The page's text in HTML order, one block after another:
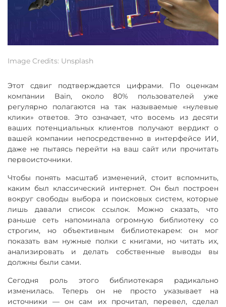
Image Credits: Unsplash
Этот сдвиг подтверждается цифрами. По оценкам
компании Bain, около 80% пользователей уже
регулярно полагаются на так называемые «нулевые
клики» ответов. Это означает, что восемь из десяти
ваших потенциальных клиентов получают вердикт о
вашей компании непосредственно в интерфейсе ИИ,
даже не пытаясь перейти на ваш сайт или прочитать
первоисточники.
Чтобы понять масштаб изменений, стоит вспомнить,
каким был классический интернет. Он был построен
вокруг свободы выбора и поисковых систем, которые
лишь давали список ссылок. Можно сказать, что
раньше сеть напоминала огромную библиотеку со
строгим, но объективным библиотекарем: он мог
показать вам нужные полки с книгами, но читать их,
анализировать и делать собственные выводы вы
должны были сами.
Сегодня роль этого библиотекаря радикально
изменилась. Теперь он не просто указывает на
источники — он сам их прочитал, перевел, сделал